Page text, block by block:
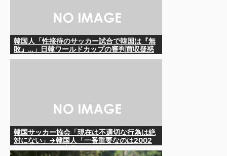
韓国人「性接待のサッカー試合で韓国は『無
敗』…」日韓ワールドカップの審判買収疑惑
韓国サッカー協会「現在は不適切な行為は絶
対にない」→韓国人「一番重要なのは2002